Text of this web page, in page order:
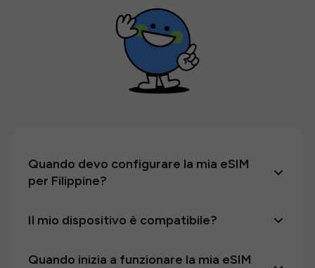
Quando devo configurare la mia eSIM
per Filippine?
Il mio dispositivo è compatibile?
Quando inizia a funzionare la mia eSIM